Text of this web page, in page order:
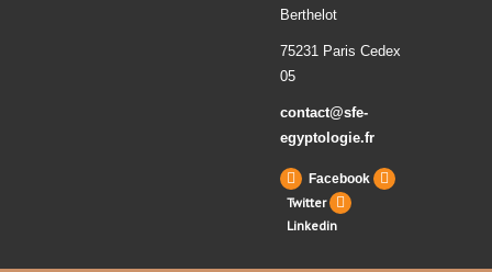
Berthelot
75231 Paris Cedex
05
contact@sfe-
egyptologie.fr
Facebook
Twitter
Linkedin